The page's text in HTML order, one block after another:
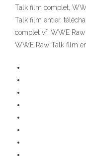
Talk film complet,
Talk film entier,
complet vf, WWE
WWE Raw Talk film